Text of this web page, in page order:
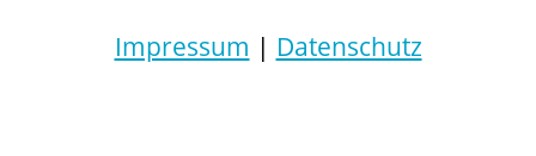
Impressum | Datenschutz